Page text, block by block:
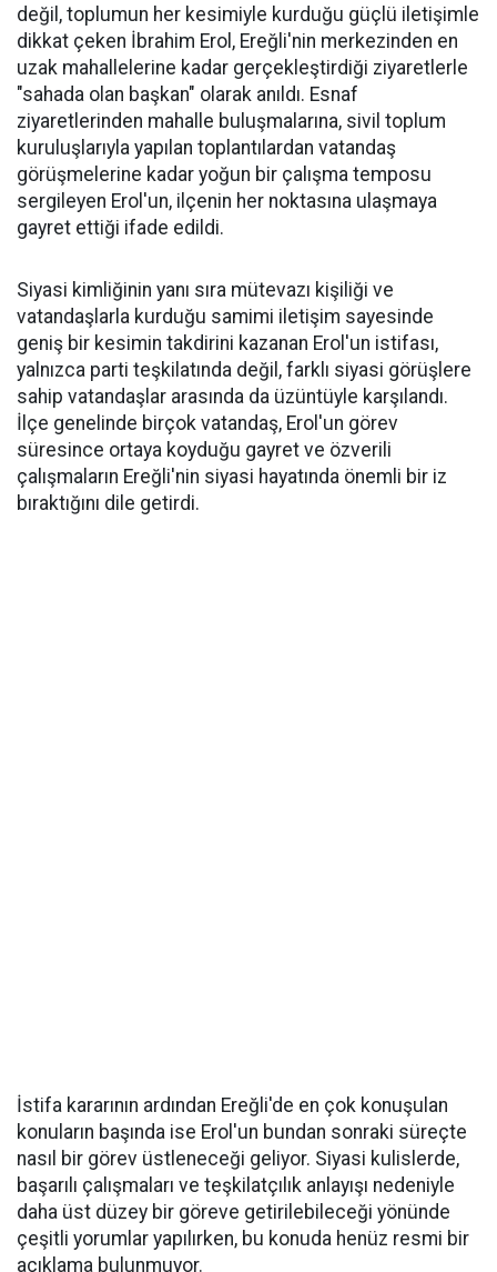
değil, toplumun her kesimiyle kurduğu güçlü iletişimle
dikkat çeken İbrahim Erol, Ereğli'nin merkezinden en
uzak mahallelerine kadar gerçekleştirdiği ziyaretlerle
"sahada olan başkan" olarak anıldı. Esnaf
ziyaretlerinden mahalle buluşmalarına, sivil toplum
kuruluşlarıyla yapılan toplantılardan vatandaş
görüşmelerine kadar yoğun bir çalışma temposu
sergileyen Erol'un, ilçenin her noktasına ulaşmaya
gayret ettiği ifade edildi.
Siyasi kimliğinin yanı sıra mütevazı kişiliği ve
vatandaşlarla kurduğu samimi iletişim sayesinde
geniş bir kesimin takdirini kazanan Erol'un istifası,
yalnızca parti teşkilatında değil, farklı siyasi görüşlere
sahip vatandaşlar arasında da üzüntüyle karşılandı.
İlçe genelinde birçok vatandaş, Erol'un görev
süresince ortaya koyduğu gayret ve özverili
çalışmaların Ereğli'nin siyasi hayatında önemli bir iz
bıraktığını dile getirdi.
İstifa kararının ardından Ereğli'de en çok konuşulan
konuların başında ise Erol'un bundan sonraki süreçte
nasıl bir görev üstleneceği geliyor. Siyasi kulislerde,
başarılı çalışmaları ve teşkilatçılık anlayışı nedeniyle
daha üst düzey bir göreve getirilebileceği yönünde
çeşitli yorumlar yapılırken, bu konuda henüz resmi bir
açıklama bulunmuyor.